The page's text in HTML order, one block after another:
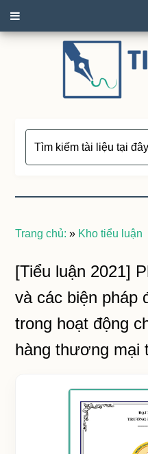
Trang chủ: » Kho tiểu luận
[Tiểu luận 2021]
và các biện pháp
trong hoạt động
hàng thương mại